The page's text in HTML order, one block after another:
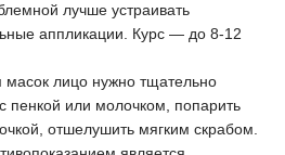
лучше устраивать
аппликации. Курс — до 8-12
лицо нужно тщательно
пенкой или молочком, попарить
отшелушить мягким скрабом.